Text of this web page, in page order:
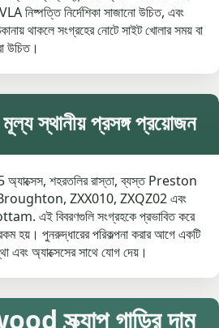
নিষ্পত্তি নির্দেশিকা সাজানো উচিত, এবং
থাকলে সংগ্রহের নোটে সাইট খোলার সময় বা
উচিত।
স্থানীয় প্রসঙ্গ প্রয়োজন
শহরতলির রাস্তা, ব্যস্ত Preston
ZXX010, ZXQZ02 এবং
এই বিবরণগুলি সংগ্রহকে প্রভাবিত করে
হয়। পুনরুদ্ধারের পরিকল্পনা করার আগে একটি
এবং অ্যাক্সেসের সাথে যোগ দেয়।
স্ক্র্যাপ গাড়ির দাম